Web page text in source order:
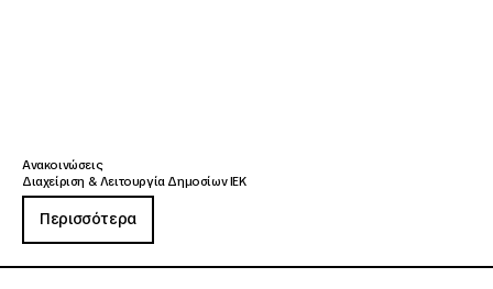
Ανακοινώσεις
Διαχείριση & Λειτουργία Δημοσίων ΙΕΚ
Περισσότερα